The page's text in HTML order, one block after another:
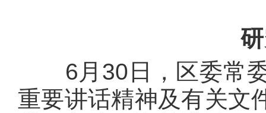
6月30日，区委常委
重要讲话精神及有关文